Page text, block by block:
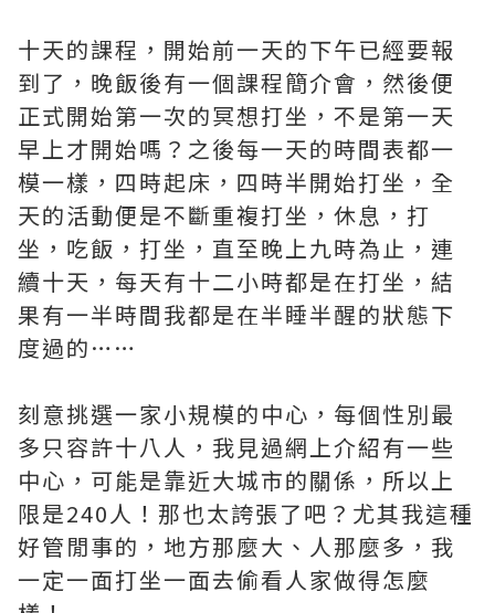
十天的課程，開始前一天的下午已經要報
到了，晚飯後有一個課程簡介會，然後便
正式開始第一次的冥想打坐，不是第一天
早上才開始嗎？之後每一天的時間表都一
模一樣，四時起床，四時半開始打坐，全
天的活動便是不斷重複打坐，休息，打
坐，吃飯，打坐，直至晚上九時為止，連
續十天，每天有十二小時都是在打坐，結
果有一半時間我都是在半睡半醒的狀態下
度過的……
刻意挑選一家小規模的中心，每個性別最
多只容許十八人，我見過網上介紹有一些
中心，可能是靠近大城市的關係，所以上
限是240人！那也太誇張了吧？尤其我這種
好管閒事的，地方那麼大、人那麼多，我
一定一面打坐一面去偷看人家做得怎麼